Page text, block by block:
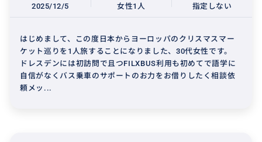
2025/12/5 女性1人 指定しない
はじめまして、この度日本からヨーロッパのクリスマスマー
ケット巡りを1人旅することになりました、30代女性です。
ドレスデンには初訪問で且つFILXBUS利用も初めてで語学に
自信がなくバス乗車のサポートのお力をお借りしたく相談依
頼メッ...